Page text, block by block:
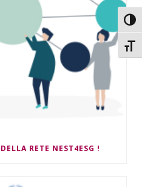
RETE NEST4ESG !